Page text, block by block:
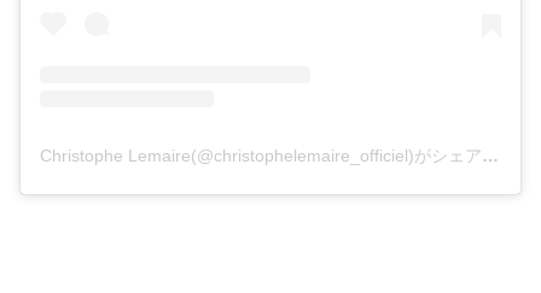
Christophe Lemaire(@christophelemaire_officiel)がシェアした投稿